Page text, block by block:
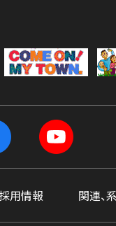
用情報 関連、